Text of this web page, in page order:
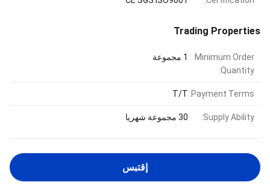
Trading Properties
Minimum Order
Quantity:
1 مجموعة
Payment Terms:
T/T
Supply Ability: 30 مجموعة شهريا
إقتبس